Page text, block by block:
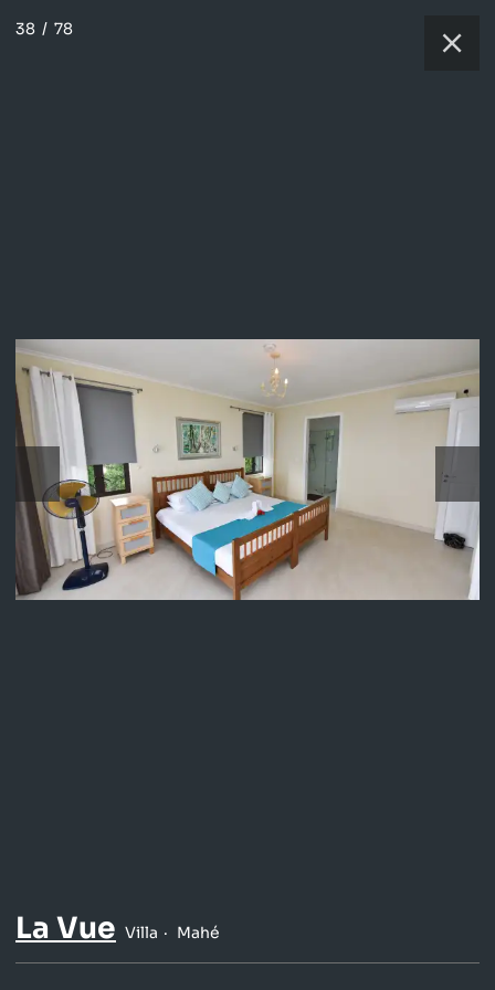
38 / 78
La Vue Villa Mahé